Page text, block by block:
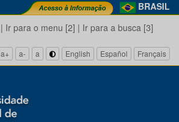
BRASIL
| Ir para o menu [2] | Ir para a busca [3]
a+ a- a English Español Français